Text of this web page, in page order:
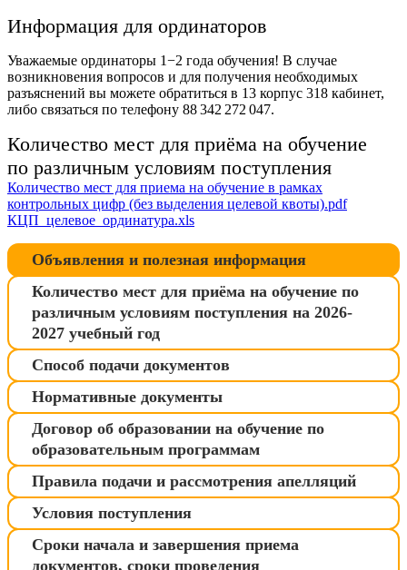
Информация для ординаторов
Уважаемые ординаторы 1−2 года обучения! В случае
возникновения вопросов и для получения необходимых
разъяснений вы можете обратиться в 13 корпус 318 кабинет,
либо связаться по телефону 88 342 272 047.
Количество мест для приёма на обучение
по различным условиям поступления
Количество мест для приема на обучение в рамках
контрольных цифр (без выделения целевой квоты).pdf
КЦП_целевое_ординатура.xls
Объявления и полезная информация
Количество мест для приёма на обучение по
различным условиям поступления на 2026-
2027 учебный год
Способ подачи документов
Нормативные документы
Договор об образовании на обучение по
образовательным программам
Правила подачи и рассмотрения апелляций
Условия поступления
Сроки начала и завершения приема
документов, сроки проведения